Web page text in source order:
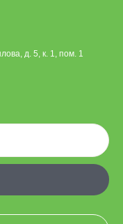
д. 5, к. 1, пом. 1